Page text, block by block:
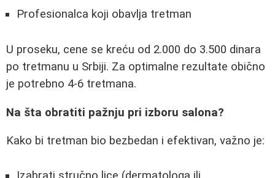
Profesionalca koji obavlja tretman
U proseku, cene se kreću od 2.000 do 3.500 dinara
po tretmanu u Srbiji. Za optimalne rezultate obično
je potrebno 4-6 tretmana.
Na šta obratiti pažnju pri izboru salona?
Kako bi tretman bio bezbedan i efektivan, važno je: